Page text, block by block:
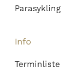
Parasykling
Info
Terminliste